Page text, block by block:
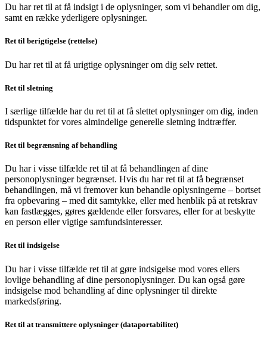
Du har ret til at få indsigt i de oplysninger, som vi behandler om dig,
samt en række yderligere oplysninger.
Ret til berigtigelse (rettelse)
Du har ret til at få urigtige oplysninger om dig selv rettet.
Ret til sletning
I særlige tilfælde har du ret til at få slettet oplysninger om dig, inden
tidspunktet for vores almindelige generelle sletning indtræffer.
Ret til begrænsning af behandling
Du har i visse tilfælde ret til at få behandlingen af dine
personoplysninger begrænset. Hvis du har ret til at få begrænset
behandlingen, må vi fremover kun behandle oplysningerne – bortset
fra opbevaring – med dit samtykke, eller med henblik på at retskrav
kan fastlægges, gøres gældende eller forsvares, eller for at beskytte
en person eller vigtige samfundsinteresser.
Ret til indsigelse
Du har i visse tilfælde ret til at gøre indsigelse mod vores ellers
lovlige behandling af dine personoplysninger. Du kan også gøre
indsigelse mod behandling af dine oplysninger til direkte
markedsføring.
Ret til at transmittere oplysninger (dataportabilitet)